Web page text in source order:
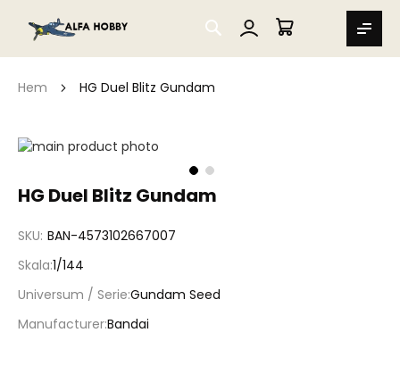
SEARCH
MIN VARUKORG
Hem HG Duel Blitz Gundam
HG Duel Blitz Gundam
SKU BAN-4573102667007
Skala 1/144
Universum / Serie Gundam Seed
ManufacturerBandai
Hoppa
av
Hoppa
av
bildgalleriet